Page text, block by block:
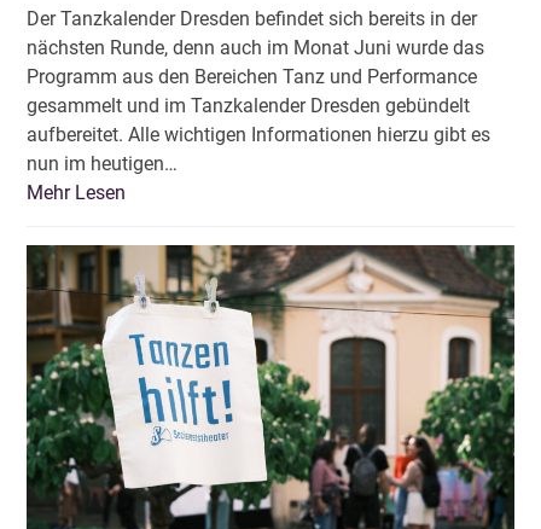
Der Tanzkalender Dresden befindet sich bereits in der
nächsten Runde, denn auch im Monat Juni wurde das
Programm aus den Bereichen Tanz und Performance
gesammelt und im Tanzkalender Dresden gebündelt
aufbereitet. Alle wichtigen Informationen hierzu gibt es
nun im heutigen…
Mehr Lesen